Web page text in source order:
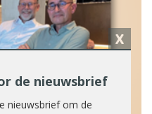
X
de nieuwsbrief
nieuwsbrief om de